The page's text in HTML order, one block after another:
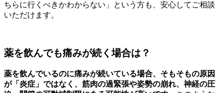
ちらに行くべきかわからない」という方も、安心してご相談
いただけます。
薬を飲んでも痛みが続く場合は？
薬を飲んでいるのに痛みが続いている場合、そもそもの原因
が「炎症」ではなく、筋肉の過緊張や姿勢の崩れ、神経の圧